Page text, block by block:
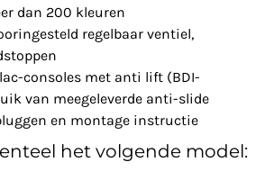
dan 200 kleuren
regelbaar ventiel,
consoles met anti lift (BDI-
van meegeleverde anti-slide
en montage instructie
het volgende model: